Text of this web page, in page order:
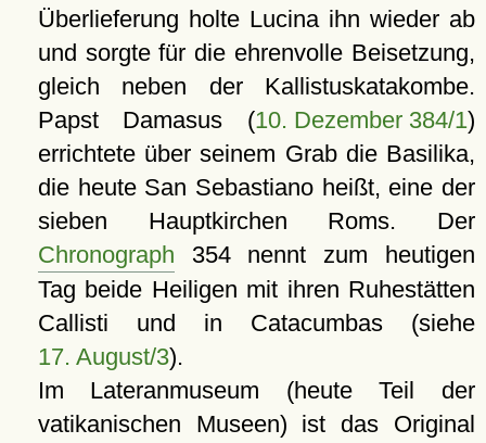
Überlieferung holte Lucina ihn wieder ab
und sorgte für die ehrenvolle Beisetzung,
gleich neben der Kallistuskatakombe.
Papst Damasus (10. Dezember 384/1)
errichtete über seinem Grab die Basilika,
die heute San Sebastiano heißt, eine der
sieben Hauptkirchen Roms. Der
Chronograph 354 nennt zum heutigen
Tag beide Heiligen mit ihren Ruhestätten
Callisti und in Catacumbas (siehe
17. August/3).
Im Lateranmuseum (heute Teil der
vatikanischen Museen) ist das Original